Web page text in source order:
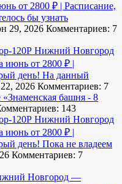
от 2800 ₽ | Расписание,
бы узнать
29, 2026 Комментариев: 7
120Р Нижний Новгород
июнь от 2800 ₽ |
день! На данный
2026 Комментариев: 7
«Знаменская башня - 8
143
120Р Нижний Новгород
июнь от 2800 ₽ |
день! Пока не владеем
Комментариев: 7
Новгород —